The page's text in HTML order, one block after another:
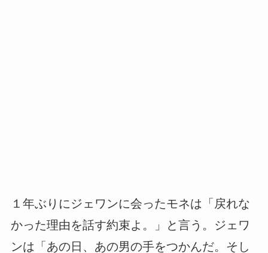
１年ぶりにジェワンに会ったモネは「戻れな
かった理由を話す約束よ。」と言う。ジェワ
ンは「あの日、あの男の手をつかんだ。そし